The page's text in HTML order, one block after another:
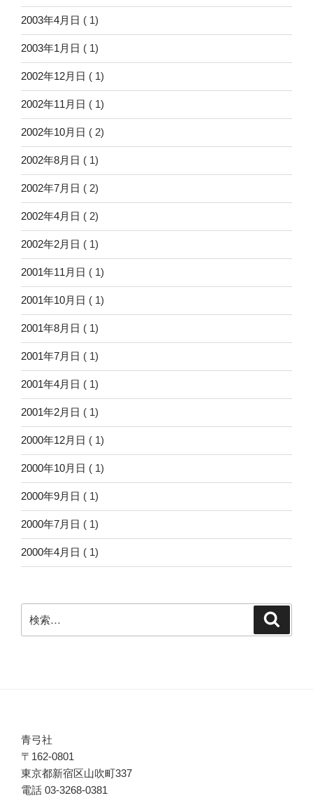
2003年4月日 ( 1)
2003年1月日 ( 1)
2002年12月日 ( 1)
2002年11月日 ( 1)
2002年10月日 ( 2)
2002年8月日 ( 1)
2002年7月日 ( 2)
2002年4月日 ( 2)
2002年2月日 ( 1)
2001年11月日 ( 1)
2001年10月日 ( 1)
2001年8月日 ( 1)
2001年7月日 ( 1)
2001年4月日 ( 1)
2001年2月日 ( 1)
2000年12月日 ( 1)
2000年10月日 ( 1)
2000年9月日 ( 1)
2000年7月日 ( 1)
2000年4月日 ( 1)
索:
青弓社
〒162-0801
東京都新宿区山吹町337
電話 03-3268-0381